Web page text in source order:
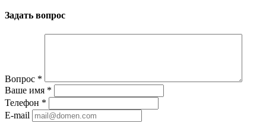
Задать вопрос
Вопрос *
Ваше имя *
Телефон *
E-mail